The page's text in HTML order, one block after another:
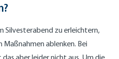
Silvesterabend zu erleichtern,
ablenken. Bei